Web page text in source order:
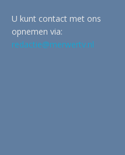
U kunt contact met ons
opnemen via:
redactie@merwertv.nl